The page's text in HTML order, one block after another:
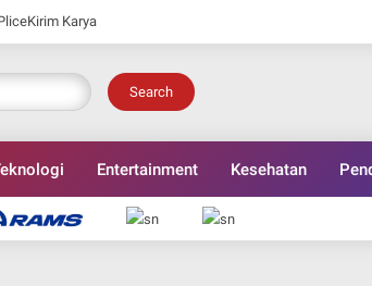
Kirim Karya
Search
Entertainment Kesehatan